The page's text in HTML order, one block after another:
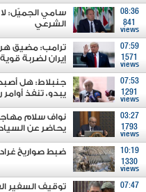
08:36
841
views
سامي الجميّل:
الشرعي
07:59
1571
views
ترامب: مضيق
إيران لضربة
07:53
1291
views
جنبلاط: هل
يبدو، تنفذ أوامر
03:27
1793
views
نواف سلام
يحاضر عن
10:19
1330
views
ضبط صواريخ
07:47
توقيف السفير